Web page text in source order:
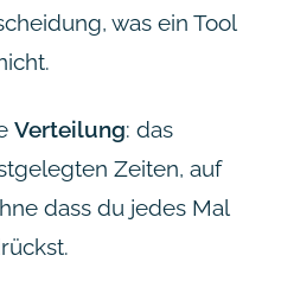
was ein Tool
Verteilung: das
Zeiten, auf
dass du jedes Mal